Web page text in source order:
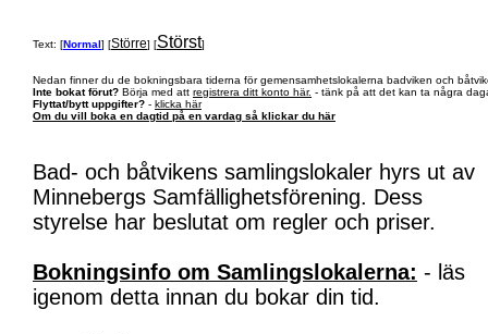
Text: [Normal] [Större] [Störst]
Nedan finner du de bokningsbara tiderna för gemensamhetslokalerna badviken och
Inte bokat förut? Börja med att registrera ditt konto här. - tänk på att det kan ta några
Flyttat/bytt uppgifter? - klicka här
Om du vill boka en dagtid på en vardag så klickar du här
Bad- och båtvikens samlingslokaler hyrs ut av
Minnebergs Samfällighetsförening. Dess
styrelse har beslutat om regler och priser.
Bokningsinfo om Samlingslokalerna: - läs
igenom detta innan du bokar din tid.